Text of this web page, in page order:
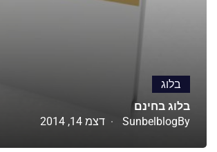
בלוג
בלוג בחינם
By
Sunbelblog דצמ 14, 2014